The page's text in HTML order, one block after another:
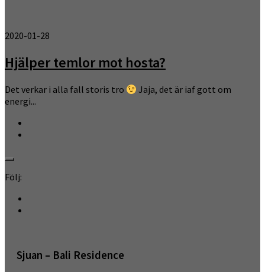
2020-01-28
Hjälper temlor mot hosta?
Det verkar i alla fall storis tro
Jaja, det är iaf gott om
energi...
Följ:
Sjuan – Bali Residence